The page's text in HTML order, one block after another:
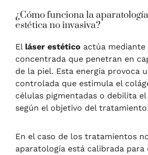
¿Cómo funciona la
estética no invasiva?
El láser estético actúa
concentrada que penetran en
de la piel. Esta energía provoca
controlada que estimula el
células pigmentadas o debilita
según el objetivo del tratamiento.
En el caso de los tratamientos
aparatología está calibrada para